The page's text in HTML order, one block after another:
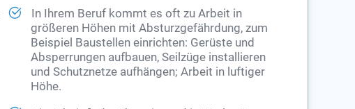
In Ihrem Beruf kommt es oft zu Arbeit in
größeren Höhen mit Absturzgefährdung, zum
Beispiel Baustellen einrichten: Gerüste und
Absperrungen aufbauen, Seilzüge installieren
und Schutznetze aufhängen; Arbeit in luftiger
Höhe.